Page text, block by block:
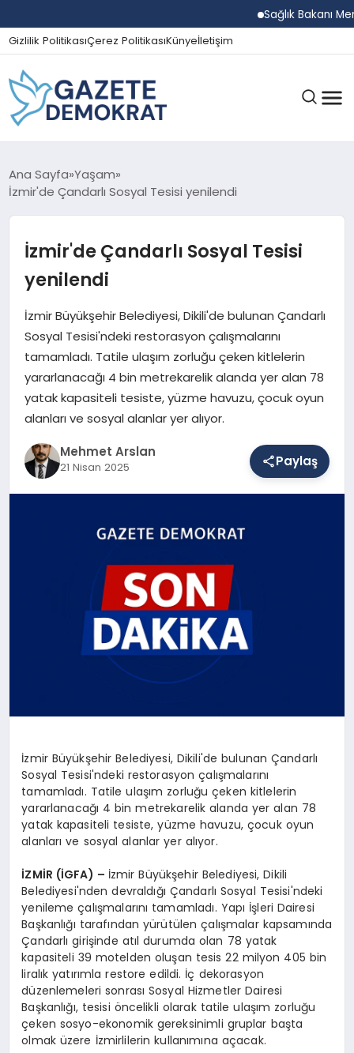
Sağlık Bakanı
Gizlilik PolitikasıÇerez PolitikasıKünyeİletişim
GÜNDEM
SPOR
MAGAZIN
SAĞLIK
EĞITIM
Ana Sayfa Yaşam
İzmir'de Çandarlı Sosyal Tesisi yenilendi
İzmir'de Çandarlı Sosyal Tesisi
yenilendi
İzmir Büyükşehir Belediyesi, Dikili'de bulunan Çandarlı
Sosyal Tesisi'ndeki restorasyon çalışmalarını
tamamladı. Tatile ulaşım zorluğu çeken kitlelerin
yararlanacağı 4 bin metrekarelik alanda yer alan 78
yatak kapasiteli tesiste, yüzme havuzu, çocuk oyun
alanları ve sosyal alanlar yer alıyor.
Mehmet Arslan
21 Nisan 2025 Paylaş
İzmir Büyükşehir Belediyesi, Dikili'de bulunan Çandarlı
Sosyal Tesisi'ndeki restorasyon çalışmalarını
tamamladı. Tatile ulaşım zorluğu çeken kitlelerin
yararlanacağı 4 bin metrekarelik alanda yer alan 78
yatak kapasiteli tesiste, yüzme havuzu, çocuk oyun
alanları ve sosyal alanlar yer alıyor.
İZMİR (İGFA) – İzmir Büyükşehir Belediyesi, Dikili
Belediyesi'nden devraldığı Çandarlı Sosyal Tesisi'ndeki
yenileme çalışmalarını tamamladı. Yapı İşleri Dairesi
Başkanlığı tarafından yürütülen çalışmalar kapsamında
Çandarlı girişinde atıl durumda olan 78 yatak
kapasiteli 39 motelden oluşan tesis 22 milyon 405 bin
liralık yatırımla restore edildi. İç dekorasyon
düzenlemeleri sonrası Sosyal Hizmetler Dairesi
Başkanlığı, tesisi öncelikli olarak tatile ulaşım zorluğu
çeken sosyo-ekonomik gereksinimli gruplar başta
olmak üzere İzmirlilerin kullanımına açacak.